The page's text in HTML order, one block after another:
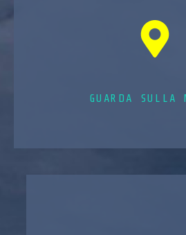
GUARDA SULLA